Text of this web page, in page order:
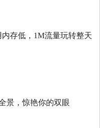
存低， 1M流量玩转整天
景，惊艳你的双眼